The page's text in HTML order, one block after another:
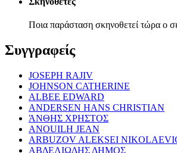
Ποια παράσταση σκηνοθετεί τώρα ο
Συγγραφείς
JOSEPH RAJIV
JOHNSON CATHERINE
ALBEE EDWARD
ANDERSEN HANS CHRISTIAN
ΆΝΘΗΣ ΧΡΗΣΤΟΣ
ANOUILH JEAN
ARBUZOV ALEKSEI
ΑΒΔΕΛΙΩΔΗΣ ΔΗΜΟΣ